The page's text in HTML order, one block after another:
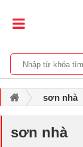
sơn nhà
sơn nhà